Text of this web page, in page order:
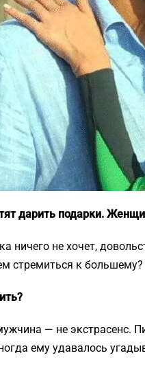
дарить подарки.
ничего не хочет,
стремиться к большему?
— не экстрасенс.
ему удавалось